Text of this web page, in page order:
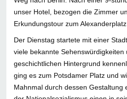
unser Hotel, bezogen die Zimmer
Erkundungstour zum
Der Dienstag startete mit einer
viele bekannte Sehenswürdigkeiten
geschichtlichen Hintergrund
ging es zum Potsdamer Platz und
Mahnmal durch dessen Gestaltung